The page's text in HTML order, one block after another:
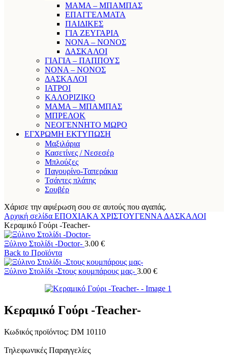
ΜΑΜΑ – ΜΠΑΜΠΑΣ
ΕΠΑΓΓΕΛΜΑΤΑ
ΠΑΙΔΙΚΕΣ
ΓΙΑ ΖΕΥΓΑΡΙΑ
ΝΟΝΑ – ΝΟΝΟΣ
ΔΑΣΚΑΛΟΙ
ΓΙΑΓΙΑ – ΠΑΠΠΟΥΣ
ΝΟΝΑ – ΝΟΝΟΣ
ΔΑΣΚΑΛΟΙ
ΙΑΤΡΟΙ
ΚΑΛΟΡΙΖΙΚΟ
ΜΑΜΑ – ΜΠΑΜΠΑΣ
ΜΠΡΕΛΟΚ
ΝΕΟΓΕΝΝΗΤΟ ΜΩΡΟ
ΕΓΧΡΩΜΗ ΕΚΤΥΠΩΣΗ
Μαξιλάρια
Κασετίνες / Νεσεσέρ
Μπλούζες
Παγουρίνο-Ταπεράκια
Τσάντες πλάτης
Σουβέρ
Χάρισε την αφιέρωση σου σε αυτούς που αγαπάς.
Αρχική σελίδα ΕΠΟΧΙΑΚΑ ΧΡΙΣΤΟΥΓΕΝΝΑ ΔΑΣΚΑΛΟΙ
Κεραμικό Γούρι -Teacher-
Ξύλινο Στολίδι -Doctor- 3.00 €
Back to Προϊόντα
Ξύλινο Στολίδι -Στους κουμπάρους μας- 3.00 €
Κεραμικό Γούρι -Teacher-
Κωδικός προϊόντος: DM 10110
Τηλεφωνικές Παραγγελίες